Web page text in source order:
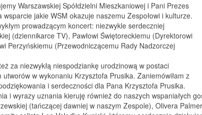
Warszawskiej Spółdzielni Mieszkaniowej i Pani Prezes
wsparcie jakie WSM okazuje naszemu Zespołowi i kulturze.
prowadzącym koncert: niezwykle serdeczniej
(dziennikarce TV), Pawłowi Świętoreckiemu (Dyrektorowi
Perzyńskiemu (Przewodniczącemu Rady Nadzorczej
za niezwykłą niespodziankę urodzinową w postaci
w wykonaniu Krzysztofa Prusika. Zaniemówiłam z
i serdeczności dla Pana Krzysztofa Prusika.
i wyrazy uznania kieruję również do naszych wspaniałych
(tańczącej dawniej w naszym Zespole), Olivera